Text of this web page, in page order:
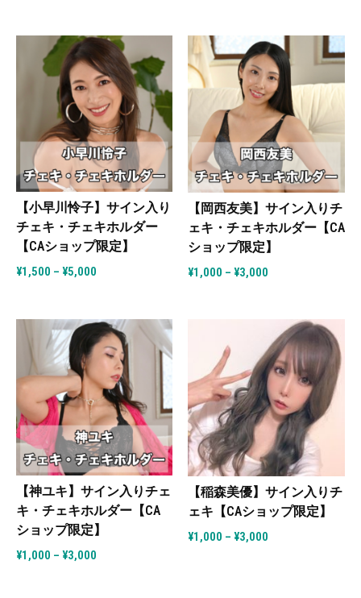
【小早川怜子】サイン入り
チェキ・チェキホルダー
【CAショップ限定】
¥1,500 – ¥5,000
【岡西友美】サイン入りチ
ェキ・チェキホルダー【CA
ショップ限定】
¥1,000 – ¥3,000
【神ユキ】サイン入りチェ
キ・チェキホルダー【CA
ショップ限定】
¥1,000 – ¥3,000
【稲森美優】サイン入りチ
ェキ【CAショップ限定】
¥1,000 – ¥3,000